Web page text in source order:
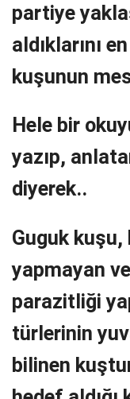
partiye
aldıklarını
kuşunun
Hele bir
yazıp,
diyerek..
Guguk kuşu,
yapmayan
parazitliği
türlerinin
bilinen